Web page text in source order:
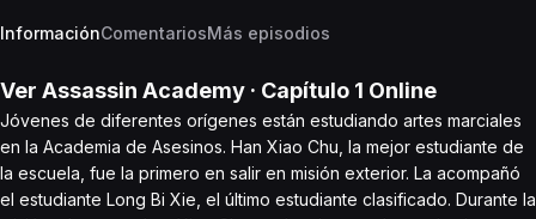
InformaciónComentariosMás episodios
Ver Assassin Academy · Capítulo 1 Online
Jóvenes de diferentes orígenes están estudiando artes marciales
en la Academia de Asesinos. Han Xiao Chu, la mejor estudiante de
la escuela, fue la primero en salir en misión exterior. La acompañó
el estudiante Long Bi Xie, el último estudiante clasificado. Durante la